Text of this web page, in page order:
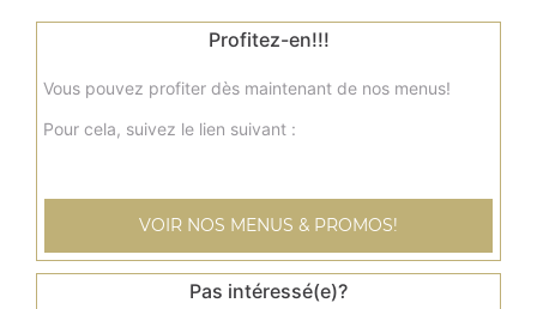
Sauce tomate, mozzarella, lardons, pommes de terre,
kebab
Sauce tomate, mozzarella, kebab, tomates fraîches,
Profitez-en!!!
Vous pouvez profiter dès maintenant de nos menus!
Pour cela, suivez le lien suivant :
VOIR NOS MENUS & PROMOS!
Pas intéressé(e)?